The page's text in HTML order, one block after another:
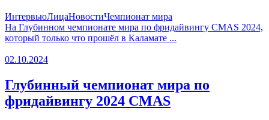
ИнтервьюЛицаНовостиЧемпионат мира
На Глубинном чемпионате мира по фридайвингу CMAS 2024,
который только что прошёл в Каламате ...
02.10.2024
Глубинный чемпионат мира по
фридайвингу 2024 CMAS